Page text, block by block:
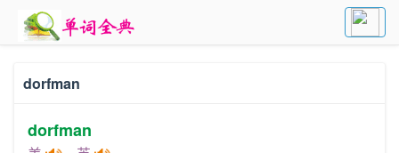
dorfman
dorfman